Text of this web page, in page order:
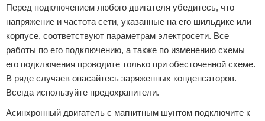
Разное
Перед подключением любого двигателя убедитесь, что
напряжение и частота сети, указанные на его шильдике или
корпусе, соответствуют параметрам электросети. Все
работы по его подключению, а также по изменению схемы
его подключения проводите только при обесточенной схеме.
В ряде случаев опасайтесь заряженных конденсаторов.
Всегда используйте предохранители.
Асинхронный двигатель с магнитным шунтом подключите к